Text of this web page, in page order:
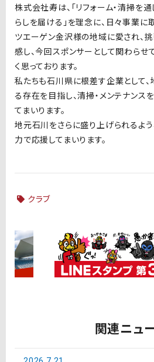
株式会社寿は、「リフォーム・清掃を
らしを届ける」を理念に、日々事業に
ツエーゲン金沢様の地域に愛され、
感し、今回スポンサーとして関わらせ
く思っております。
私たちも石川県に根差す企業として
る存在を目指し、清掃・メンテナン
てまいります。
地元石川をさらに盛り上げられるよ
力で応援してまいります。
クラブ
関連ニュ